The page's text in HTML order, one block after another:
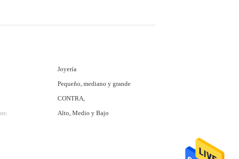
Joyería
Pequeño, mediano y grande
CONTRA,
Alto, Medio y Bajo